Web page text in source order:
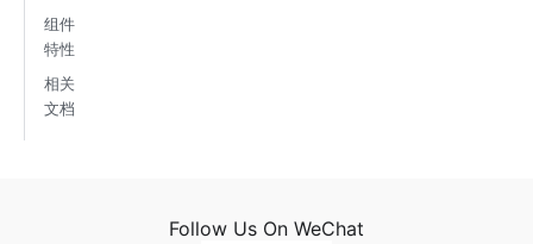
组件
特性
相关
文档
Follow Us On WeChat